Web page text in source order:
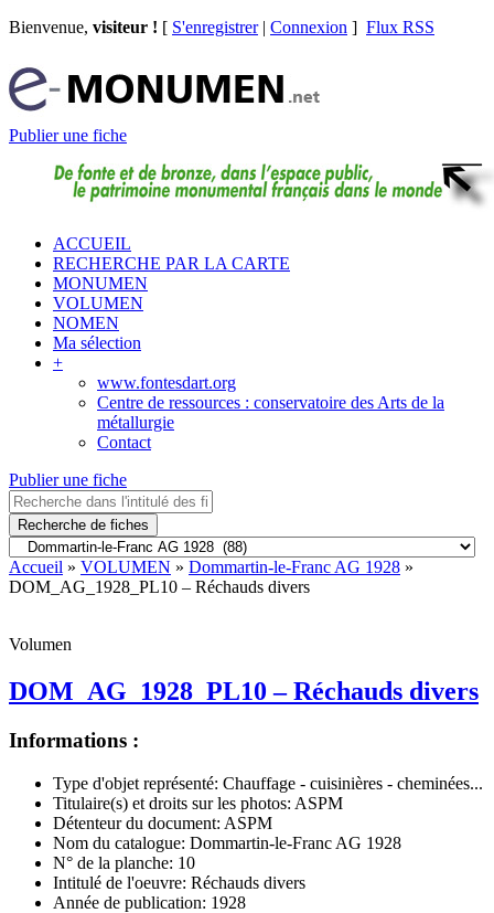
Bienvenue, visiteur ! [ S'enregistrer| Connexion ] Flux RSS
Publier une fiche
ACCUEIL
RECHERCHE PAR LA CARTE
MONUMEN
VOLUMEN
NOMEN
Ma sélection
+
www.fontesdart.org
Centre de ressources : conservatoire des Arts de la
métallurgie
Contact
Publier une fiche
Recherche de fiches
Accueil » VOLUMEN » Dommartin-le-Franc AG 1928 »
DOM_AG_1928_PL10 – Réchauds divers
Volumen
DOM_AG_1928_PL10 – Réchauds divers
Informations :
Type d'objet représenté: Chauffage - cuisinières - cheminées...
Titulaire(s) et droits sur les photos: ASPM
Détenteur du document: ASPM
Nom du catalogue: Dommartin-le-Franc AG 1928
N° de la planche: 10
Intitulé de l'oeuvre: Réchauds divers
Année de publication: 1928